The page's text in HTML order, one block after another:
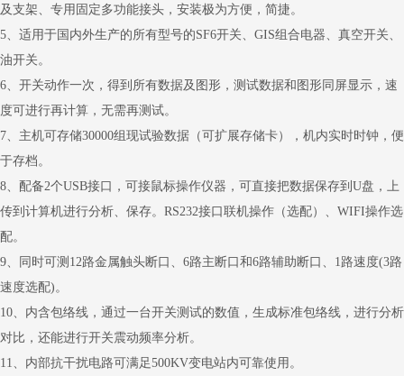
及支架、专用固定多功能接头，安装极为方便，简捷。
5、适用于国内外生产的所有型号的SF6开关、GIS组合电器、真空开关、
油开关。
6、开关动作一次，得到所有数据及图形，测试数据和图形同屏显示，速
度可进行再计算，无需再测试。
7、主机可存储30000组现试验数据（可扩展存储卡），机内实时时钟，便
于存档。
8、配备2个USB接口，可接鼠标操作仪器，可直接把数据保存到U盘，上
传到计算机进行分析、保存。RS232接口联机操作（选配）、WIFI操作选
配。
9、同时可测12路金属触头断口、6路主断口和6路辅助断口、1路速度(3路
速度选配)。
10、内含包络线，通过一台开关测试的数值，生成标准包络线，进行分析
对比，还能进行开关震动频率分析。
11、内部抗干扰电路可满足500KV变电站内可靠使用。